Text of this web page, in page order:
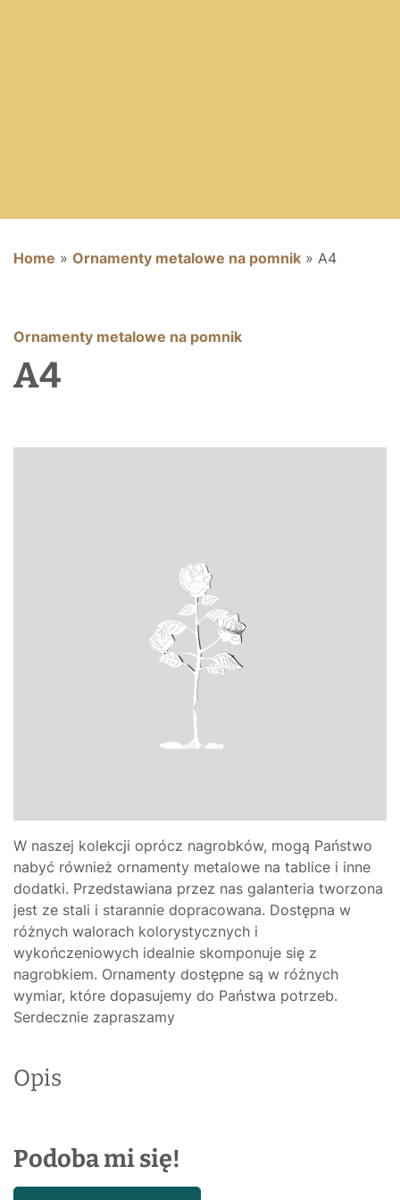
Home » Ornamenty metalowe na pomnik » A4
Ornamenty metalowe na pomnik
A4
W naszej kolekcji oprócz nagrobków, mogą Państwo
nabyć również ornamenty metalowe na tablice i inne
dodatki. Przedstawiana przez nas galanteria tworzona
jest ze stali i starannie dopracowana. Dostępna w
różnych walorach kolorystycznych i
wykończeniowych idealnie skomponuje się z
nagrobkiem. Ornamenty dostępne są w różnych
wymiar, które dopasujemy do Państwa potrzeb.
Serdecznie zapraszamy
Opis
Podoba mi się!